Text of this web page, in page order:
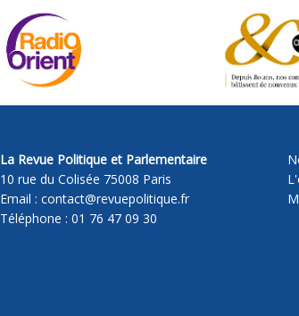
La Revue Politique et Parlementaire
10 rue du Colisée 75008 Paris
Email : contact@revuepolitique.fr
Téléphone : 01 76 47 09 30